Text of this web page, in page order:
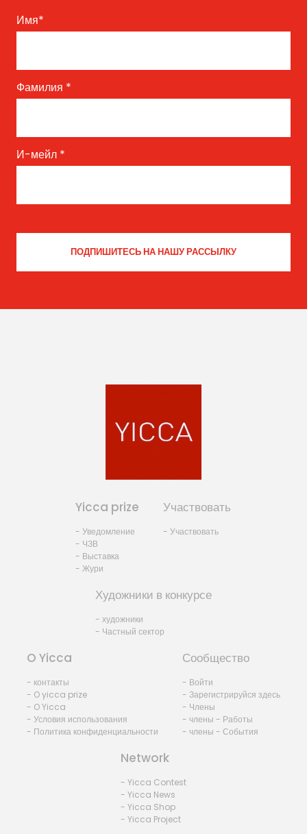
Имя*
Фамилия *
И-мейл *
Yicca prize
- Уведомление
- ЧЗВ
- Выставка
- Жури
Участвовать
- Участвовать
Художники в конкурсе
- художники
- Частный сектор
O Yicca
- контакты
- O yicca prize
- O Yicca
- Условия использования
- Политика конфиденциальности
Сообщество
- Войти
- Зарегистрируйся здесь
- Члены
- члены - Работы
- члены - События
Network
- Yicca Contest
- Yicca News
- Yicca Shop
- Yicca Project